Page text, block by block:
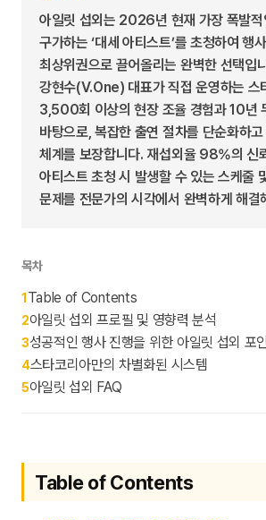
아일릿 섭외는 2026년 현재 가장 폭발적
구가하는 ‘대세 아티스트’를 초청하여 행
최상위권으로 끌어올리는 완벽한 선택입
강현수(V.One) 대표가 직접 운영하는 스
3,500회 이상의 현장 조율 경험과 10년
바탕으로, 복잡한 출연 절차를 단순화하
체계를 보장합니다. 재섭외율 98%의 신
아티스트 초청 시 발생할 수 있는 스케줄
문제를 전문가의 시각에서 완벽하게 해결
목차
1 Table of Contents
2아일릿 섭외 프로필 및 영향력 분석
3성공적인 행사 진행을 위한 아일릿 섭외 포
4스타코리아만의 차별화된 시스템
5아일릿 섭외 FAQ
Table of Contents